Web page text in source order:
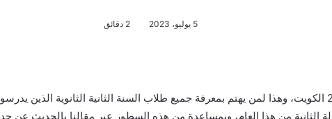
5 يوليو، 2023
جدول امتحانات الدور الثاني الصف الحادي عشر العلمي 2023 الكويت، وهذا لمن يهتم بمعرفة جميع طلاب